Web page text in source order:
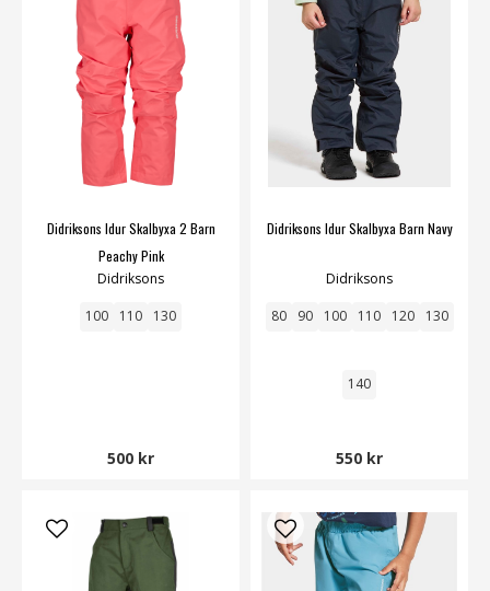
Didriksons Idur Skalbyxa 2 Barn
Peachy Pink
Didriksons
100 110 130
500 kr
Didriksons Idur Skalbyxa Barn Navy
Didriksons
80 90 100 110 120 130
140
550 kr